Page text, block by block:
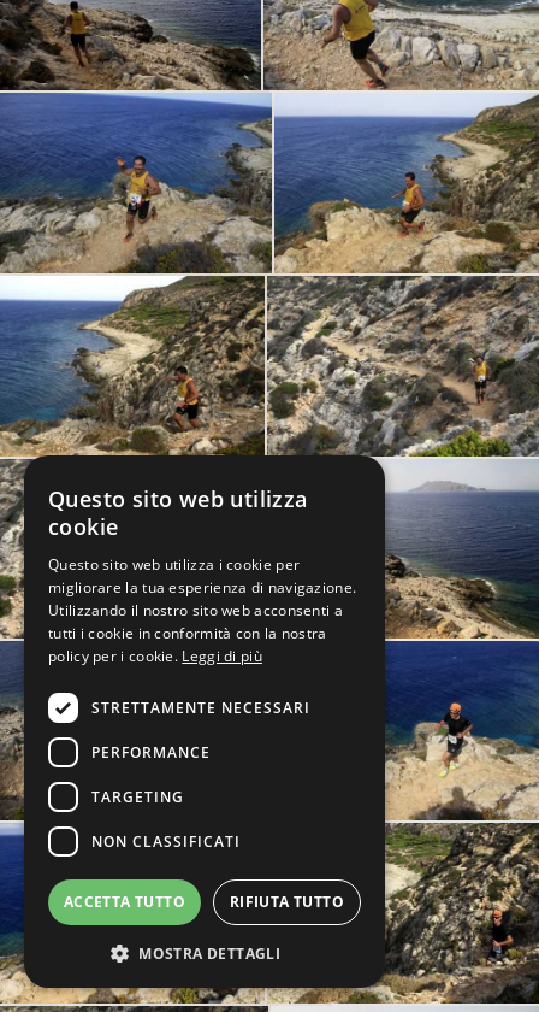
Questo sito web utilizza
cookie
Questo sito web utilizza i cookie per
migliorare la tua esperienza di navigazione.
Utilizzando il nostro sito web acconsenti a
tutti i cookie in conformità con la nostra
policy per i cookie. Leggi di più
STRETTAMENTE NECESSARI
PERFORMANCE
TARGETING
NON CLASSIFICATI
ACCETTA TUTTO RIFIUTA TUTTO
MOSTRA DETTAGLI